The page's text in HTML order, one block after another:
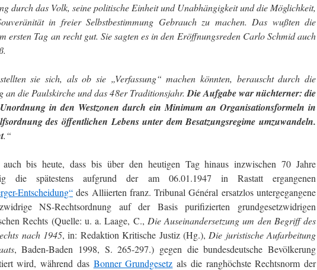
durch das Volk, seine politische Einheit und Unabhängigkeit und die Möglichkeit,
in freier Selbstbestimmung Gebrauch zu machen. Das wußten die
ersten Tag an recht gut. Sie sagten es in den Eröffnungsreden Carlo Schmid auch
sie sich, als ob sie „Verfassung“ machen könnten, berauscht durch die
an die Paulskirche und das 48er Traditionsjahr. Die Aufgabe war nüchterner: die
in den Westzonen durch ein Minimum an Organisationsformeln in
des öffentlichen Lebens unter dem Besatzungsregime umzuwandeln.
.“
bis heute, dass bis über den heutigen Tag hinaus inzwischen 70 Jahre
die spätestens aufgrund der am 06.01.1947 in Rastatt ergangenen
Entscheidung“ des Alliierten franz. Tribunal Général ersatzlos untergegangene
NS-Rechtsordnung auf der Basis purifizierten grundgesetzwidrigen
Rechts (Quelle: u. a. Laage, C., Die Auseinandersetzung um den Begriff des
nach 1945, in: Redaktion Kritische Justiz (Hg.), Die juristische Aufarbeitung
, Baden-Baden 1998, S. 265-297.) gegen die bundesdeutsche Bevölkerung
wird, während das Bonner Grundgesetz als die ranghöchste Rechtsnorm der